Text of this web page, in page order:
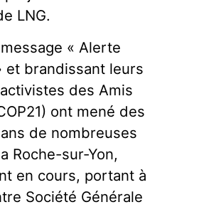
LNG.
« Alerte
et brandissant leurs
des Amis
ont mené des
de nombreuses
Roche-sur-Yon,
en cours, portant à
Société Générale